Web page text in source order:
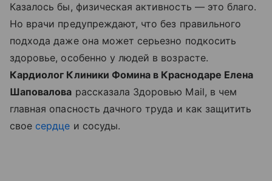
Казалось бы, физическая активность — это благо.
Но врачи предупреждают, что без правильного
подхода даже она может серьезно подкосить
здоровье, особенно у людей в возрасте.
Кардиолог Клиники Фомина в Краснодаре Елена
Шаповалова рассказала Здоровью Mail, в чем
главная опасность дачного труда и как защитить
свое сердце и сосуды.